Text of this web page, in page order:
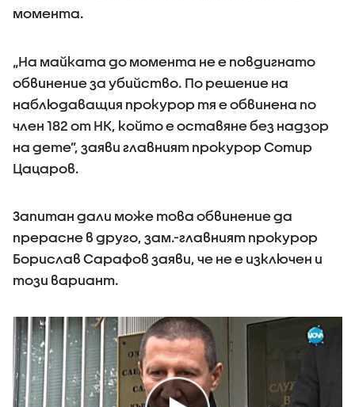
момента.
„На майката до момента не е повдигнато
обвинение за убийство. По решение на
наблюдаващия прокурор тя е обвинена по
член 182 от НК, който е оставяне без надзор
на дете”, заяви главният прокурор Сотир
Цацаров.
Запитан дали може това обвинение да
прерасне в друго, зам.-главният прокурор
Борислав Сарафов заяви, че не е изключен и
този вариант.